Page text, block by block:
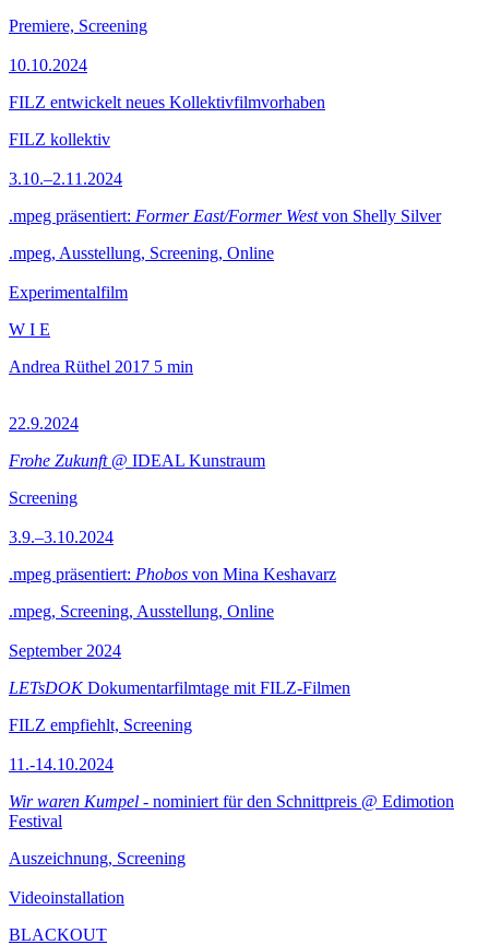
Premiere, Screening
10.10.2024
FILZ entwickelt neues Kollektivfilmvorhaben
FILZ kollektiv
3.10.–2.11.2024
.mpeg präsentiert: Former East/Former Westvon Shelly Silver
.mpeg, Ausstellung, Screening, Online
Experimentalfilm
W I E
Andrea Rüthel 2017 5 min
22.9.2024
Frohe Zukunft@ IDEAL Kunstraum
Screening
3.9.–3.10.2024
.mpeg präsentiert: Phobos von Mina Keshavarz
.mpeg, Screening, Ausstellung, Online
September 2024
LETsDOKDokumentarfilmtage mit FILZ-Filmen
FILZ empfiehlt, Screening
11.-14.10.2024
Wir waren Kumpel - nominiert für den Schnittpreis @ Edimotion
Festival
Auszeichnung, Screening
Videoinstallation
BLACKOUT